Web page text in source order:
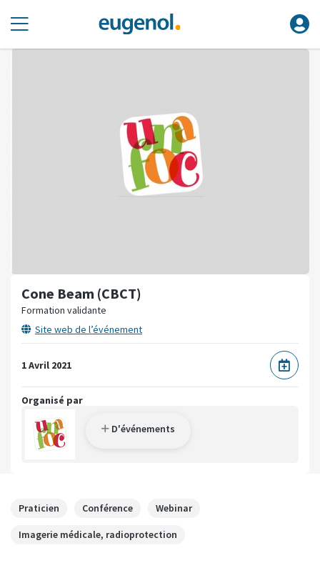
Cone Beam (CBCT)
Formation validante
Site web de l’événement
1 Avril 2021
Organisé par
D'événements
Praticien Conférence Webinar
Imagerie médicale, radioprotection